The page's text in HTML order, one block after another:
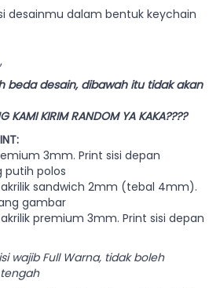
desainmu dalam bentuk keychain
beda desain, dibawah itu tidak akan
KAMI KIRIM RANDOM YA KAKA????
3mm. Print sisi depan
putih polos
akrilik sandwich 2mm (tebal 4mm).
gambar
akrilik premium 3mm. Print sisi depan
wajib Full Warna, tidak boleh